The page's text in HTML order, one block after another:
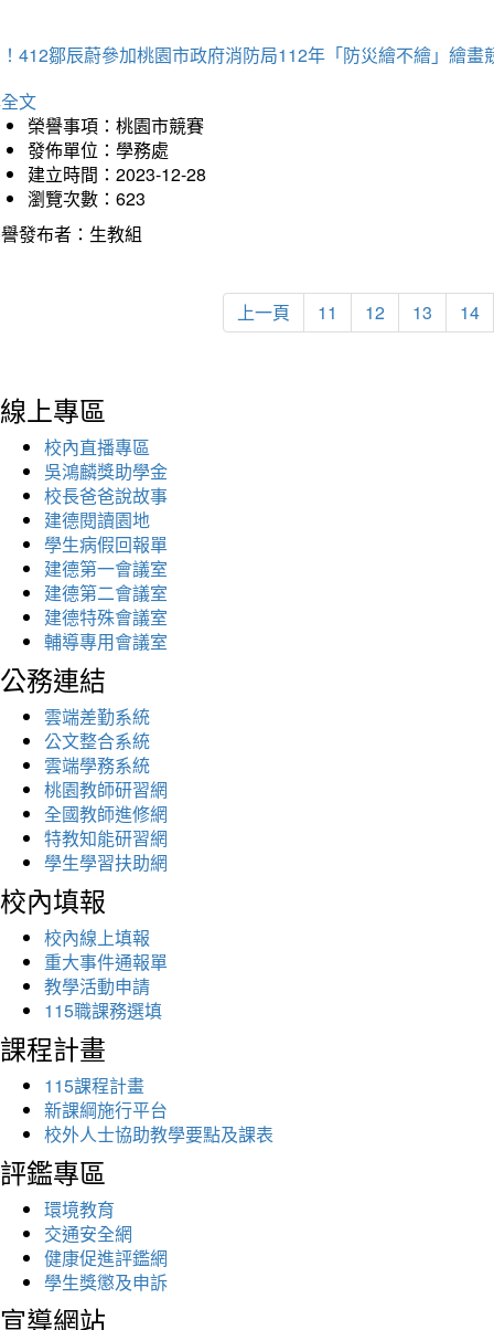
412鄒辰蔚參加桃園市政府消防局112年「防災繪不繪」繪畫
文
榮譽事項：桃園市競賽
發佈單位：學務處
建立時間：2023-12-28
瀏覽次數：623
發布者：生教組
上一頁 11 12 13 14
線上專區
校內直播專區
吳鴻麟獎助學金
校長爸爸說故事
建德閱讀園地
學生病假回報單
建德第一會議室
建德第二會議室
建德特殊會議室
輔導專用會議室
公務連結
雲端差勤系統
公文整合系統
雲端學務系統
桃園教師研習網
全國教師進修網
特教知能研習網
學生學習扶助網
校內填報
校內線上填報
重大事件通報單
教學活動申請
115職課務選填
課程計畫
115課程計畫
新課綱施行平台
校外人士協助教學要點及課表
評鑑專區
環境教育
交通安全網
健康促進評鑑網
學生獎懲及申訴
宣導網站